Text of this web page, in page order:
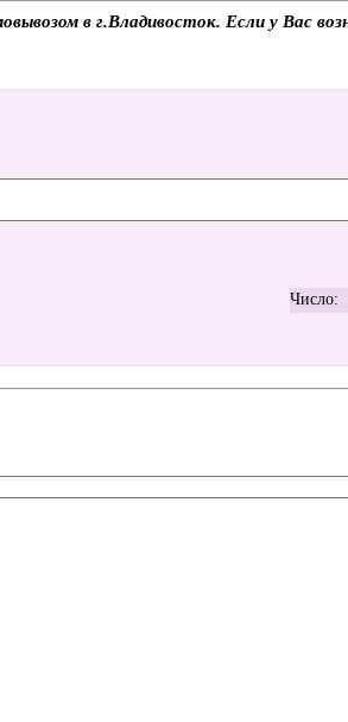
в г.Владивосток. Если у Вас
Число: